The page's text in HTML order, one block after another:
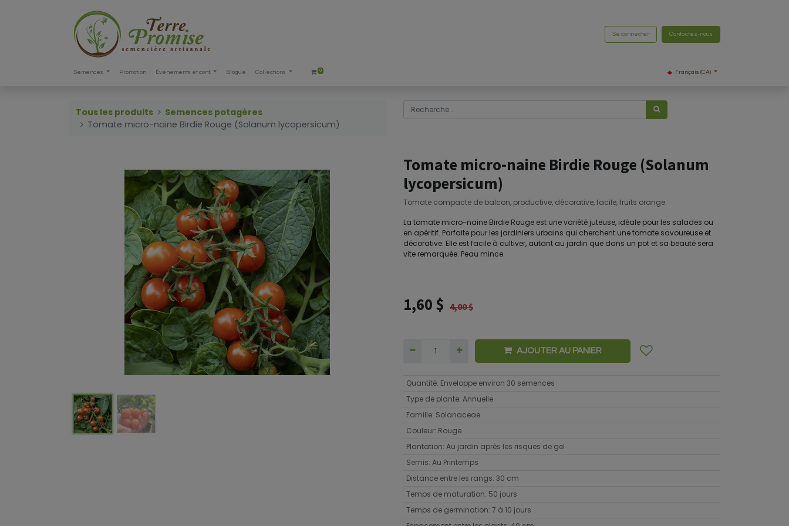
Se connecter Contactez-nous
Semences Promotion Événements et conf. Blogue Collections 0 Français (CA)
Tous les produits
Semences potagères
Tomate micro-naine Birdie Rouge (Solanum lycopersicum)
Tomate micro-naine Birdie Rouge (Solanum
lycopersicum)
Tomate compacte de balcon, productive, décorative, facile, fruits orange.
La tomate micro-naine Birdie Rouge est une variété juteuse, idéale pour les salades ou
en apéritif. Parfaite pour les jardiniers urbains qui cherchent une tomate savoureuse et
décorative. Elle est facile à cultiver, autant au jardin que dans un pot et sa beauté sera
vite remarquée. Peau mince.
1,60 $ 4,00$
AJOUTER AU PANIER
Quantité: Enveloppe environ 30 semences
Type de plante: Annuelle
Famille: Solanaceae
Couleur: Rouge
Plantation: Au jardin après les risques de gel
Semis: Au Printemps
Distance entre les rangs: 30 cm
Temps de maturation: 50 jours
Temps de germination: 7 à 10 jours